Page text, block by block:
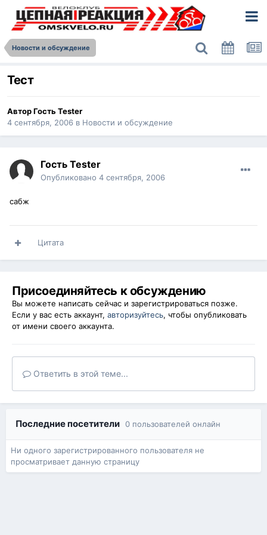
Новости и обсуждение
Тест
Автор Гость Tester
4 сентября, 2006 в Новости и обсуждение
Гость Tester
Опубликовано 4 сентября, 2006
сабж
Цитата
Присоединяйтесь к обсуждению
Вы можете написать сейчас и зарегистрироваться позже.
Если у вас есть аккаунт, авторизуйтесь, чтобы опубликовать
от имени своего аккаунта.
Ответить в этой теме...
Последние посетители 0 пользователей онлайн
Ни одного зарегистрированного пользователя не
просматривает данную страницу